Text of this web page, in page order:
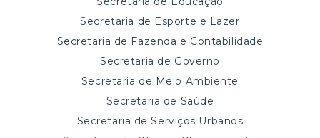
Secretaria de Esporte e Lazer
Secretaria de Fazenda e Contabilidade
Secretaria de Governo
Secretaria de Meio Ambiente
Secretaria de Saúde
Secretaria de Serviços Urbanos